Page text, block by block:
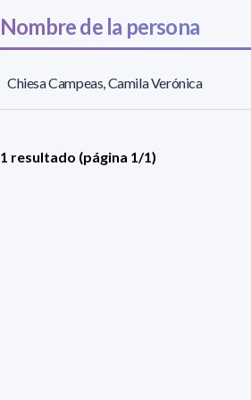
Nombre de la persona
Chiesa Campeas, Camila Verónica
1 resultado (página 1/1)